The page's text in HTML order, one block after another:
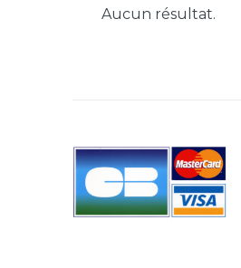
Aucun résultat.